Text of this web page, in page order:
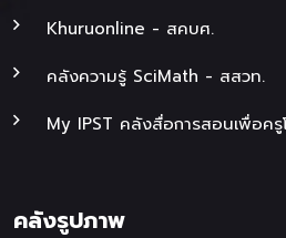
Khuruonline - สคบศ.
คลังความรู้ SciMath - สสวท.
My IPST คลังสื่อการสอนเพื่อค
คลังรูปภาพ